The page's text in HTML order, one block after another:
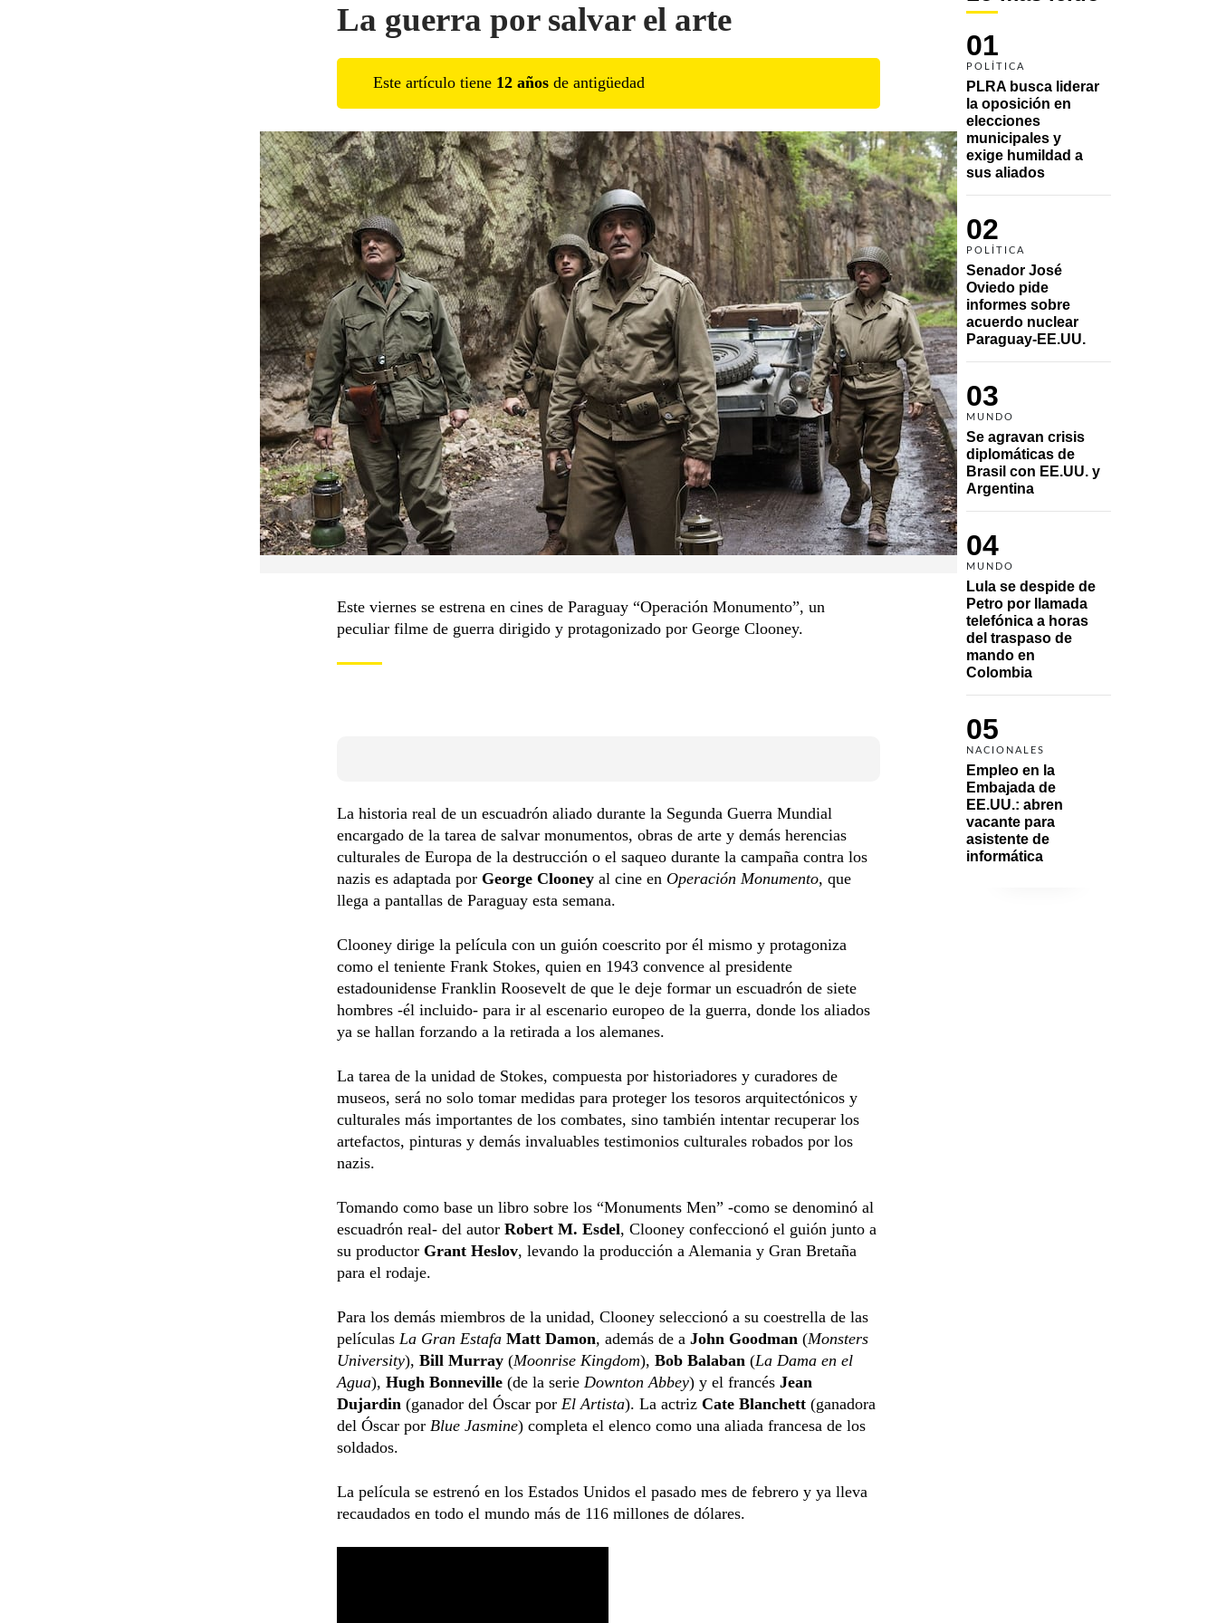
01
POLÍTICA
PLRA busca liderar
la oposición en
elecciones
municipales y
exige humildad a
sus aliados
02
POLÍTICA
Senador José
Oviedo pide
informes sobre
acuerdo nuclear
Paraguay-EE.UU.
03
MUNDO
Se agravan crisis
diplomáticas de
Brasil con EE.UU. y
Argentina
04
MUNDO
Lula se despide de
Petro por llamada
telefónica a horas
del traspaso de
mando en
Colombia
05
NACIONALES
Empleo en la
Embajada de
EE.UU.: abren
vacante para
asistente de
informática
La guerra por salvar el arte
Este artículo tiene 12 años de antigüedad
Este viernes se estrena en cines de Paraguay “Operación Monumento”, un
peculiar filme de guerra dirigido y protagonizado por George Clooney.
La historia real de un escuadrón aliado durante la Segunda Guerra Mundial
encargado de la tarea de salvar monumentos, obras de arte y demás herencias
culturales de Europa de la destrucción o el saqueo durante la campaña contra los
nazis es adaptada por George Clooney al cine en Operación Monumento, que
llega a pantallas de Paraguay esta semana.
Clooney dirige la película con un guión coescrito por él mismo y protagoniza
como el teniente Frank Stokes, quien en 1943 convence al presidente
estadounidense Franklin Roosevelt de que le deje formar un escuadrón de siete
hombres -él incluido- para ir al escenario europeo de la guerra, donde los aliados
ya se hallan forzando a la retirada a los alemanes.
La tarea de la unidad de Stokes, compuesta por historiadores y curadores de
museos, será no solo tomar medidas para proteger los tesoros arquitectónicos y
culturales más importantes de los combates, sino también intentar recuperar los
artefactos, pinturas y demás invaluables testimonios culturales robados por los
nazis.
Tomando como base un libro sobre los “Monuments Men” -como se denominó al
escuadrón real- del autor Robert M. Esdel, Clooney confeccionó el guión junto a
su productor Grant Heslov, levando la producción a Alemania y Gran Bretaña
para el rodaje.
Para los demás miembros de la unidad, Clooney seleccionó a su coestrella de las
películas La Gran Estafa Matt Damon, además de a John Goodman (Monsters
University), Bill Murray (Moonrise Kingdom), Bob Balaban (La Dama en el
Agua), Hugh Bonneville (de la serie Downton Abbey) y el francés Jean
Dujardin (ganador del Óscar por El Artista). La actriz Cate Blanchett (ganadora
del Óscar por Blue Jasmine) completa el elenco como una aliada francesa de los
soldados.
La película se estrenó en los Estados Unidos el pasado mes de febrero y ya lleva
recaudados en todo el mundo más de 116 millones de dólares.